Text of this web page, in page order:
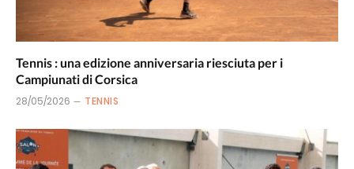
Tennis : una edizione anniversaria riesciuta per i
Campiunati di Corsica
28/05/2026 TENNIS